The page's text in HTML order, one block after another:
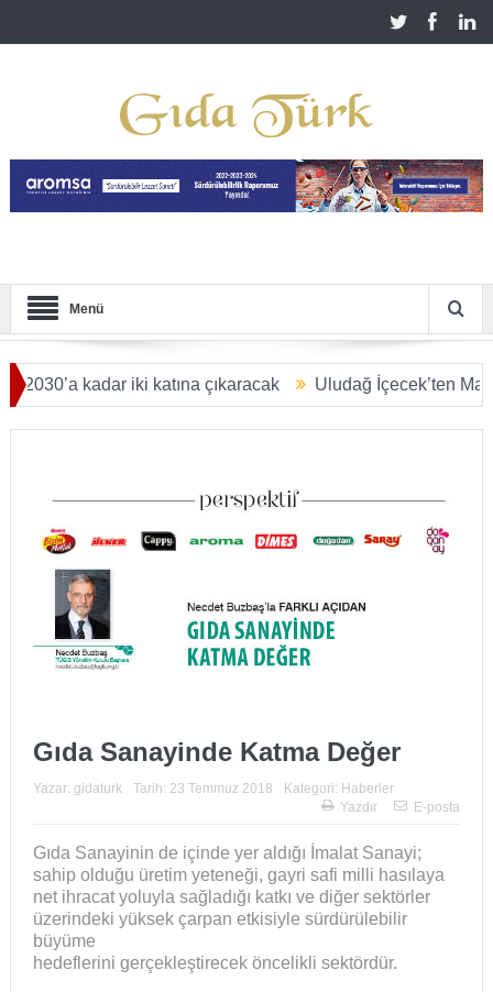
Menü
kadar iki katına çıkaracak Uludağ İçecek’ten Malatya’ya
DOLARA ULAŞACAK
Gıda Sanayinde Katma Değer
Yazar: gidaturk Tarih: 23 Temmuz 2018 Kategori: Haberler
Yazdır
E-posta
Gıda Sanayinin de içinde yer aldığı İmalat Sanayi;
sahip olduğu üretim yeteneği, gayri safi milli hasılaya
net ihracat yoluyla sağladığı katkı ve diğer sektörler
üzerindeki yüksek çarpan etkisiyle sürdürülebilir
büyüme
hedeflerini gerçekleştirecek öncelikli sektördür.